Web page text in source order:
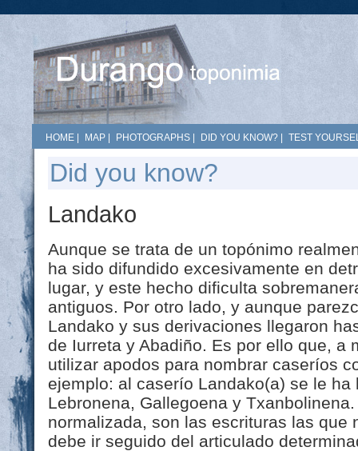
HOME MAP PHOTOGRAPHS DID YOU KNOW? TEST
Did you know?
Landako
Aunque se trata de un topónimo
ha sido difundido excesivamente en
lugar, y este hecho dificulta
antiguos. Por otro lado, y aunque
Landako y sus derivaciones llegaron
de Iurreta y Abadiño. Es por ello que, a
utilizar apodos para nombrar caseríos
ejemplo: al caserío Landako(a) se le
Lebronena, Gallegoena y
normalizada, son las escrituras las que
debe ir seguido del articulado